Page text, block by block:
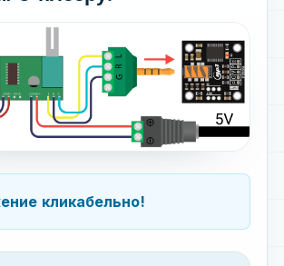
кликабельно!